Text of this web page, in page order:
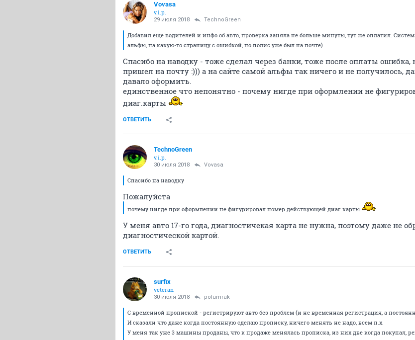
Vovasa
v.i.p.
29 июля 2018 TechnoGreen
Добавил еще водителей и инфо об авто, проверка заняла не больше минуты, тут же оплатил.
альфы, на какую-то страницу с ошибкой, но полис уже был на почте)
Спасибо на наводку - тоже сделал через банки, тоже после оплаты ошибка,
пришел на почту :))) а на сайте самой альфы так ничего и не получилось,
давало оформить.
единственное что непонятно - почему нигде при оформлении не
диаг.карты
ОТВЕТИТЬ
TechnoGreen
v.i.p.
30 июля 2018 Vovasa
Спасибо на наводку
Пожалуйста
почему нигде при оформлении не фигурировал номер действующей диаг.карты
У меня авто 17-го года, диагностичекая карта не нужна, поэтому даже не
диагностической картой.
ОТВЕТИТЬ
surfix
veteran
30 июля 2018 polumrak
С временной пропиской - регистрируют авто без проблем (и не временная регистрация, а
И сказали что даже когда постоянную сделаю прописку, ничего менять не надо, всем п.х.
У меня так уже 3 машины проданы, что к продаже менялась прописка, из них две когда покупал,